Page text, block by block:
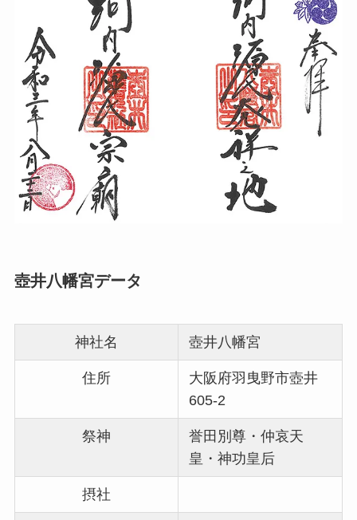
壺井八幡宮データ
神社名 壺井八幡宮
住所
大阪府羽曳野市壺井
605-2
祭神
誉田別尊・仲哀天
皇・神功皇后
摂社